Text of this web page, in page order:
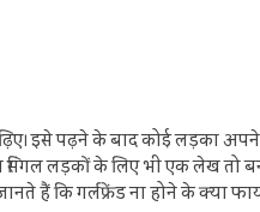
इसे पढ़ने के बाद कोई लड़का
लड़कों के लिए भी एक लेख तो
हैं कि गर्लफ्रेंड ना होने के क्या